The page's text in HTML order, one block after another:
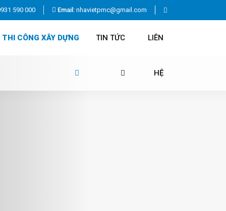
590 000 Email:nhavietpmc@gmail.com
THI CÔNG XÂY DỰNG TIN TỨC LIÊN
HỆ